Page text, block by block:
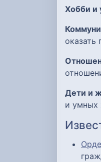
Хобби и
оказать
Дети и
и умных